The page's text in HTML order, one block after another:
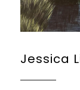
Jessica